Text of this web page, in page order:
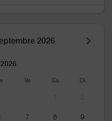
2026
Ve Sa Di
7 8 9